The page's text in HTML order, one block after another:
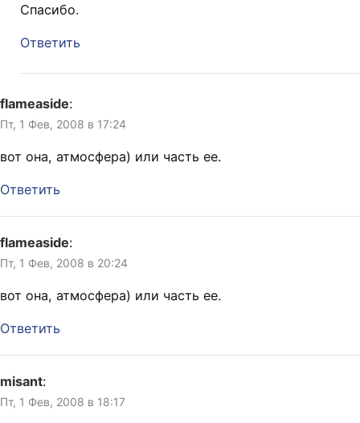
Спасибо.
Ответить
flameaside:
Пт, 1 Фев, 2008 в 17:24
вот она, атмосфера) или часть ее.
Ответить
flameaside:
Пт, 1 Фев, 2008 в 20:24
вот она, атмосфера) или часть ее.
Ответить
misant:
Пт, 1 Фев, 2008 в 18:17